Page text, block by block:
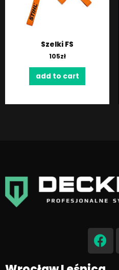
Szelki FS
105zł
add to cart
F
a
c
e